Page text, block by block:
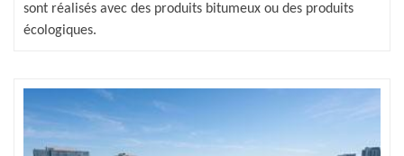
sont réalisés avec des produits bitumeux ou des produits
écologiques.